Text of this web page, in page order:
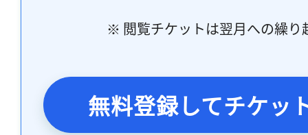
※ 閲覧チケットは翌月への繰り
無料登録してチケッ